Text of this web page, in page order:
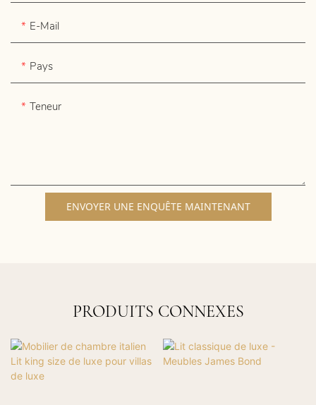
E-Mail
Pays
Teneur
ENVOYER UNE ENQUÊTE MAINTENANT
PRODUITS CONNEXES